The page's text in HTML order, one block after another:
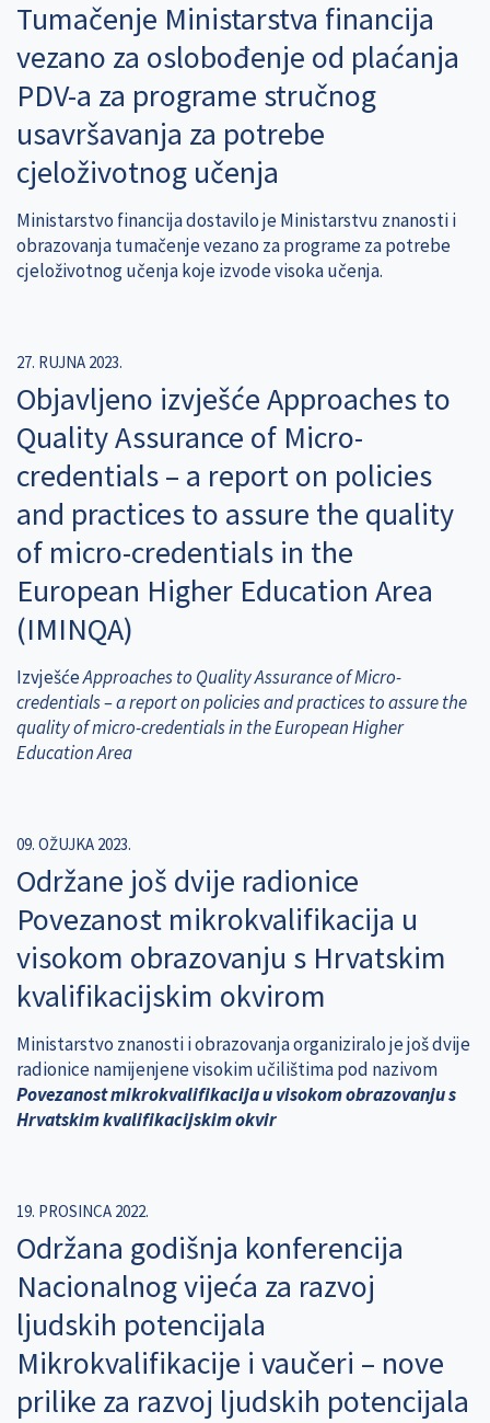
Tumačenje Ministarstva financija
vezano za oslobođenje od plaćanja
PDV-a za programe stručnog
usavršavanja za potrebe
cjeloživotnog učenja
Ministarstvo financija dostavilo je Ministarstvu znanosti i
obrazovanja tumačenje vezano za programe za potrebe
cjeloživotnog učenja koje izvode visoka učenja.
27. RUJNA 2023.
Objavljeno izvješće Approaches to
Quality Assurance of Micro-
credentials – a report on policies
and practices to assure the quality
of micro-credentials in the
European Higher Education Area
(IMINQA)
IzvješćeApproaches to Quality Assurance of Micro-
credentials – a report on policies and practices to assure the
quality of micro-credentials in the European Higher
Education Area
09. OŽUJKA 2023.
Održane još dvije radionice
Povezanost mikrokvalifikacija u
visokom obrazovanju s Hrvatskim
kvalifikacijskim okvirom
Ministarstvo znanosti i obrazovanja organiziralo je još dvije
radionice namijenjene visokim učilištima pod nazivom
Povezanost mikrokvalifikacija u visokom obrazovanju s
Hrvatskim kvalifikacijskim okvir
19. PROSINCA 2022.
Održana godišnja konferencija
Nacionalnog vijeća za razvoj
ljudskih potencijala
Mikrokvalifikacije i vaučeri – nove
prilike za razvoj ljudskih potencijala